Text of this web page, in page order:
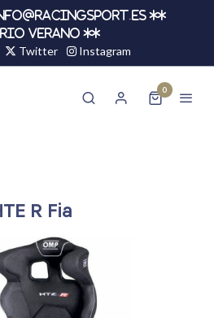
**
VERANO **
Twitter Instagram
0
R Fia